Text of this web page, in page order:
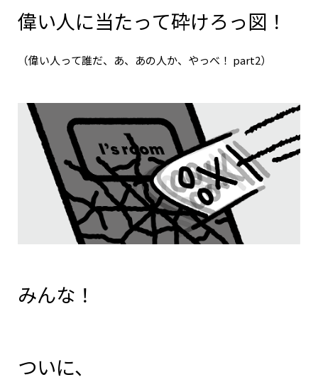
偉い人に当たって砕けろっ図！
（偉い人って誰だ、あ、あの人か、やっべ！ part2）
みんな！
ついに、